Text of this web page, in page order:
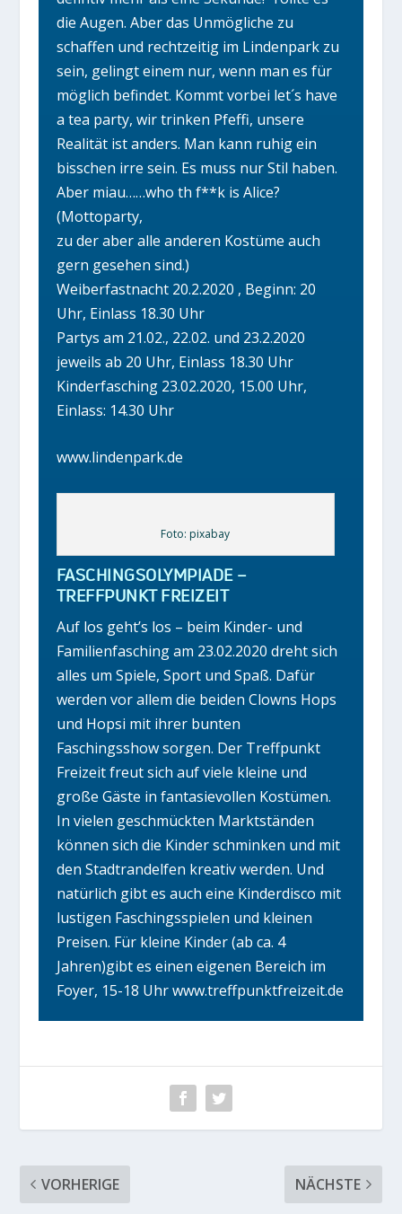
die Augen. Aber das Unmögliche zu
schaffen und rechtzeitig im Lindenpark zu
sein, gelingt einem nur, wenn man es für
möglich befindet. Kommt vorbei let´s have
a tea party, wir trinken Pfeffi, unsere
Realität ist anders. Man kann ruhig ein
bisschen irre sein. Es muss nur Stil haben.
Aber miau……who th f**k is Alice?
(Mottoparty,
zu der aber alle anderen Kostüme auch
gern gesehen sind.)
Weiberfastnacht 20.2.2020 , Beginn: 20
Uhr, Einlass 18.30 Uhr
Partys am 21.02., 22.02. und 23.2.2020
jeweils ab 20 Uhr, Einlass 18.30 Uhr
Kinderfasching 23.02.2020, 15.00 Uhr,
Einlass: 14.30 Uhr
www.lindenpark.de
Foto: pixabay
FASCHINGSOLYMPIADE –
TREFFPUNKT FREIZEIT
Auf los geht’s los – beim Kinder- und
Familienfasching am 23.02.2020 dreht sich
alles um Spiele, Sport und Spaß. Dafür
werden vor allem die beiden Clowns Hops
und Hopsi mit ihrer bunten
Faschingsshow sorgen. Der Treffpunkt
Freizeit freut sich auf viele kleine und
große Gäste in fantasievollen Kostümen.
In vielen geschmückten Marktständen
können sich die Kinder schminken und mit
den Stadtrandelfen kreativ werden. Und
natürlich gibt es auch eine Kinderdisco mit
lustigen Faschingsspielen und kleinen
Preisen. Für kleine Kinder (ab ca. 4
Jahren)gibt es einen eigenen Bereich im
Foyer, 15-18 Uhr www.treffpunktfreizeit.de
VORHERIGE NÄCHSTE